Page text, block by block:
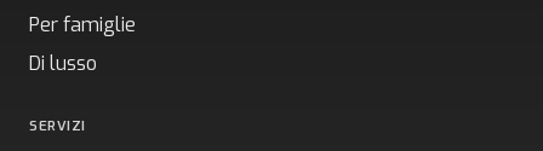
Per famiglie
Di lusso
SERVIZI